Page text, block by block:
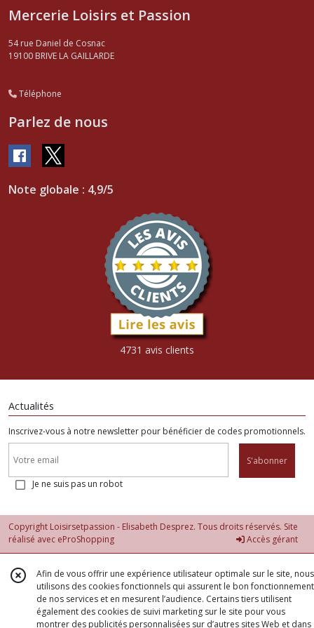
Mercerie Loisirs et Passion
54 rue Daniel de Cosnac
19100 BRIVE LA GAILLARDE
Téléphone
Parlez de nous
Note globale : 4,9/5
4731 avis clients
Actualités
Inscrivez-vous à notre newsletter pour bénéficier de codes promotionnels.
S'abonner
Je ne suis pas un robot
Copyright Loisirsetpassion - Elisabeth Desprez. Tous droits réservés. Site
réalisé avec eProShopping Accès gérant
Afin de vous offrir une expérience utilisateur optimale sur le site, nous
utilisons des cookies fonctionnels qui assurent le bon fonctionnement
de nos services et en mesurent l’audience. Certains tiers utilisent
également des cookies de suivi marketing sur le site pour vous
montrer des publicités personnalisées sur d’autres sites Web et dans